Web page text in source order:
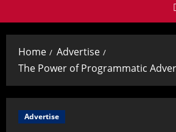
Home
Advertise
The Power of Programmatic
Advertise